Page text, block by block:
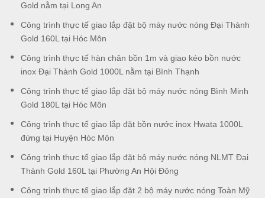
Gold nằm tại Long An
Công trình thực tế giao lắp đặt bộ máy nước nóng Đại Thành
Gold 160L tại Hóc Môn
Công trình thực tế hàn chân bồn 1m và giao kéo bồn nước
inox Đại Thành Gold 1000L nằm tại Bình Thạnh
Công trình thực tế giao lắp đặt bộ máy nước nóng Bình Minh
Gold 180L tại Hóc Môn
Công trình thực tế giao lắp đặt bồn nước inox Hwata 1000L
đứng tại Huyện Hóc Môn
Công trình thực tế giao lắp đặt bộ máy nước nóng NLMT Đại
Thành Gold 160L tại Phường An Hội Đông
Công trình thực tế giao lắp đặt 2 bộ máy nước nóng Toàn Mỹ